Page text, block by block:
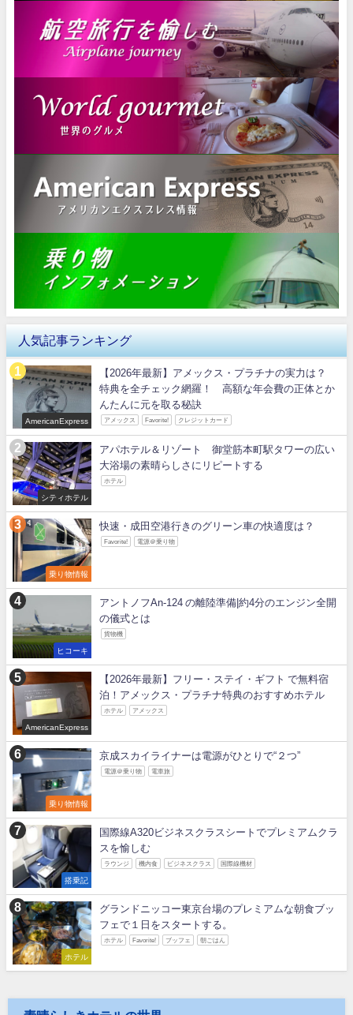
人気記事ランキング
AmericanExpress
【2026年最新】アメックス・プラチナの実力は？
特典を全チェック網羅！ 高額な年会費の正体とか
んたんに元を取る秘訣
アメックス Favorite! クレジットカード
シティホテル
アパホテル＆リゾート 御堂筋本町駅タワーの広い
大浴場の素晴らしさにリピートする
ホテル
乗り物情報
快速・成田空港行きのグリーン車の快適度は？
Favorite! 電源＠乗り物
ヒコーキ
アントノフAn-124 の離陸準備|約4分のエンジン全開
の儀式とは
貨物機
AmericanExpress
【2026年最新】フリー・ステイ・ギフト で無料宿
泊！アメックス・プラチナ特典のおすすめホテル
ホテル アメックス
乗り物情報
京成スカイライナーは電源がひとりで“２つ”
電源＠乗り物 電車旅
搭乗記
国際線A320ビジネスクラスシートでプレミアムクラ
スを愉しむ
ラウンジ 機内食 ビジネスクラス 国際線機材
ホテル
グランドニッコー東京台場のプレミアムな朝食ブッ
フェで１日をスタートする。
ホテル Favorite! ブッフェ 朝ごはん